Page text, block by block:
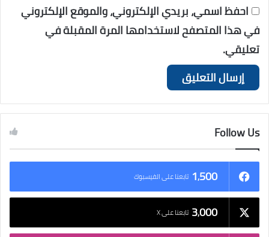
احفظ اسمي، بريدي الإلكتروني، والموقع الإلكتروني
في هذا المتصفح لاستخدامها المرة المقبلة في
تعليقي.
Follow Us
1٬500 تابعنا على الفيسبوك
3٬000 تابعنا على X